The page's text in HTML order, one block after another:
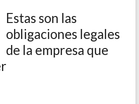
Estas son las
obligaciones legales
de la empresa que